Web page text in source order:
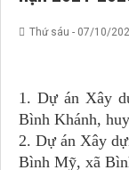
Thứ sáu - 07/10/
1. Dự án Xây
Bình Khánh,
2. Dự án Xây
Bình Mỹ, xã